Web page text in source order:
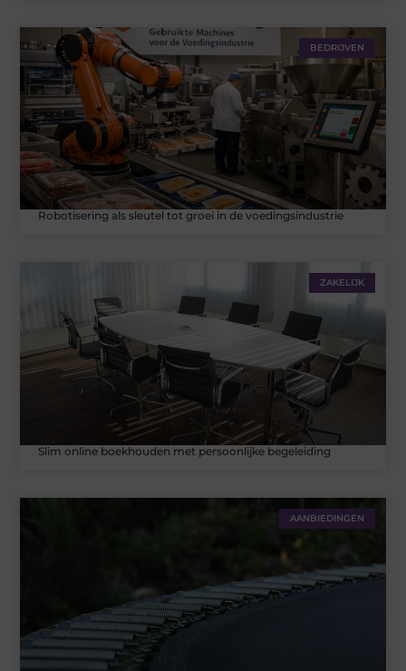
BEDRIJVEN
Robotisering als sleutel tot groei in de voedingsindustrie
ZAKELIJK
Slim online boekhouden met persoonlijke begeleiding
AANBIEDINGEN